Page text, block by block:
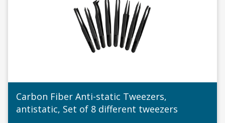
Carbon Fiber Anti-static Tweezers,
antistatic, Set of 8 different tweezers